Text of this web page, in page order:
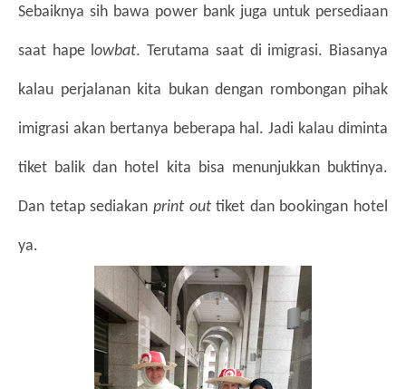
Sebaiknya sih bawa power bank juga untuk persediaan
saat hape lowbat. Terutama saat di imigrasi. Biasanya
kalau perjalanan kita bukan dengan rombongan pihak
imigrasi akan bertanya beberapa hal. Jadi kalau diminta
tiket balik dan hotel kita bisa menunjukkan buktinya.
Dan tetap sediakan print out tiket dan bookingan hotel
ya.